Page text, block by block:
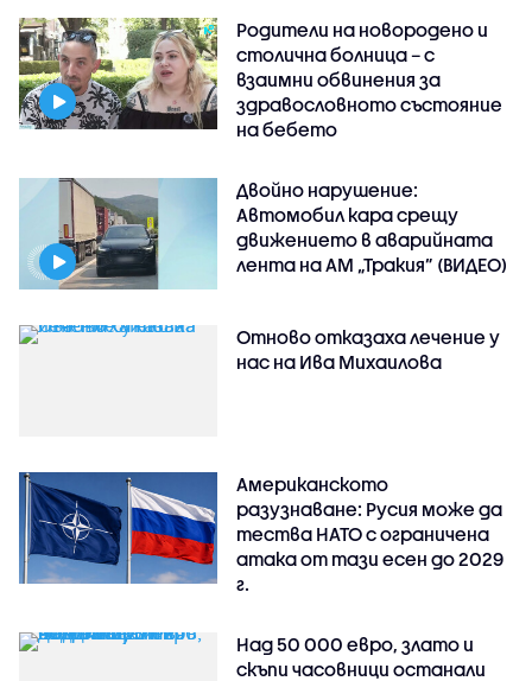
Родители на новородено и
столична болница – с
взаимни обвинения за
здравословното състояние
на бебето
Двойно нарушение:
Автомобил кара срещу
движението в аварийната
лента на АМ „Тракия” (ВИДЕО)
Отново отказаха лечение у
нас на Ива Михаилова
Американското
разузнаване: Русия може да
тества НАТО с ограничена
атака от тази есен до 2029
г.
Над 50 000 евро, злато и
скъпи часовници останали